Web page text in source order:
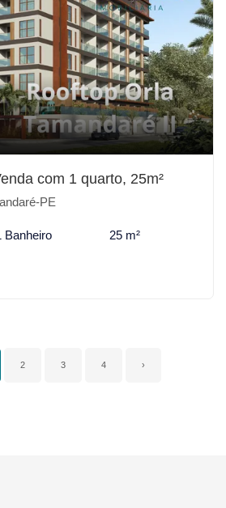
com 1 quarto, 25m²
PE
Banheiro 25 m²
2 3 4 ›